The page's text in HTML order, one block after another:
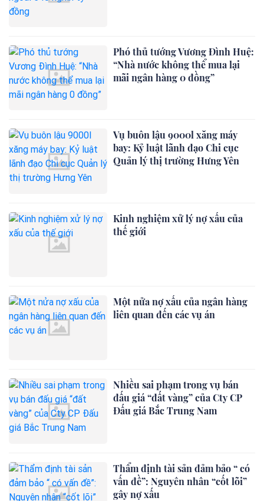
Phó thủ tướng Vương Đình Huệ:
“Nhà nước không thể mua lại
mãi ngân hàng 0 đồng”
Vụ buôn lậu 9000l xăng máy
bay: Kỷ luật lãnh đạo Chi cục
Quản lý thị trường Hưng Yên
Kinh nghiệm xử lý nợ xấu của
thế giới
Một nửa nợ xấu của ngân hàng
liên quan đến các vụ án
Nhiều sai phạm trong vụ bán
đấu giá “đất vàng” của Cty CP
Đấu giá Bắc Trung Nam
Thẩm định tài sản đảm bảo “ có
vấn đề”: Nguyên nhân “cốt lõi”
gây nợ xấu